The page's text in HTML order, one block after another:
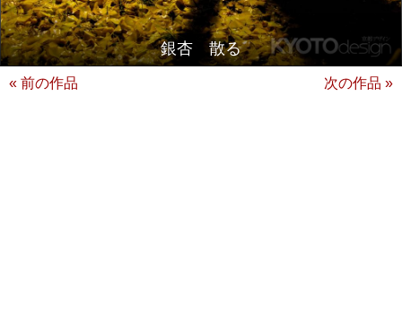
銀杏 散る
« 前の作品 次の作品 »